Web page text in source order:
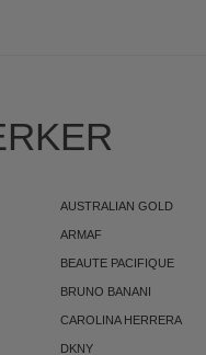
AUSTRALIAN GOLD
ARMAF
BEAUTE PACIFIQUE
BRUNO BANANI
CAROLINA HERRERA
DKNY